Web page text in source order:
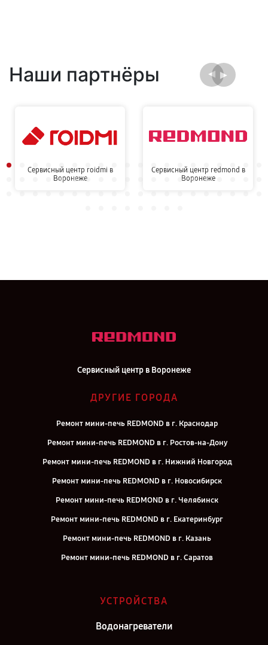
Наши партнёры
Сервисный центр roidmi в
Воронеже
Сервисный центр redmond в
Воронеже
Сервисный центр в Воронеже
ДРУГИЕ ГОРОДА
Ремонт мини-печь REDMOND в г. Краснодар
Ремонт мини-печь REDMOND в г. Ростов-на-Дону
Ремонт мини-печь REDMOND в г. Нижний Новгород
Ремонт мини-печь REDMOND в г. Новосибирск
Ремонт мини-печь REDMOND в г. Челябинск
Ремонт мини-печь REDMOND в г. Екатеринбург
Ремонт мини-печь REDMOND в г. Казань
Ремонт мини-печь REDMOND в г. Саратов
Ремонт мини-печь REDMOND в г. Киров
Ремонт мини-печь REDMOND в г. Санкт-Петербург
УСТРОЙСТВА
Водонагреватели